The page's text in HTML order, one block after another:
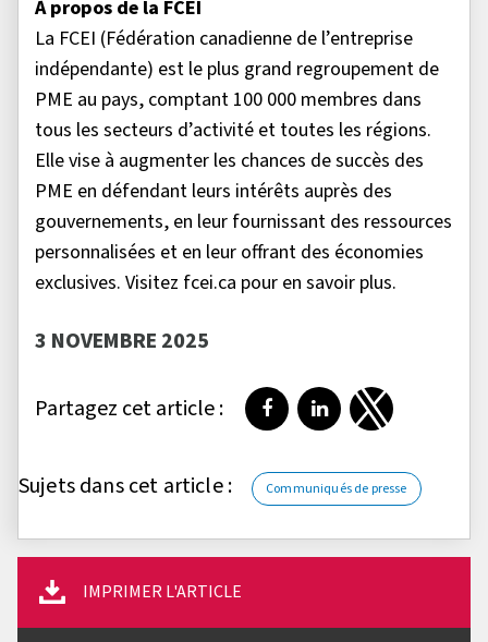
À propos de la FCEI
La FCEI (Fédération canadienne de l’entreprise
indépendante) est le plus grand regroupement de
PME au pays, comptant 100 000 membres dans
tous les secteurs d’activité et toutes les régions.
Elle vise à augmenter les chances de succès des
PME en défendant leurs intérêts auprès des
gouvernements, en leur fournissant des ressources
personnalisées et en leur offrant des économies
exclusives. Visitez fcei.ca pour en savoir plus.
3 NOVEMBRE 2025
Partagez cet article : Partager sur Facebook
Partager surPartager sur
Sujets dans cet article : Communiqués de presse
IMPRIMER L'ARTICLE